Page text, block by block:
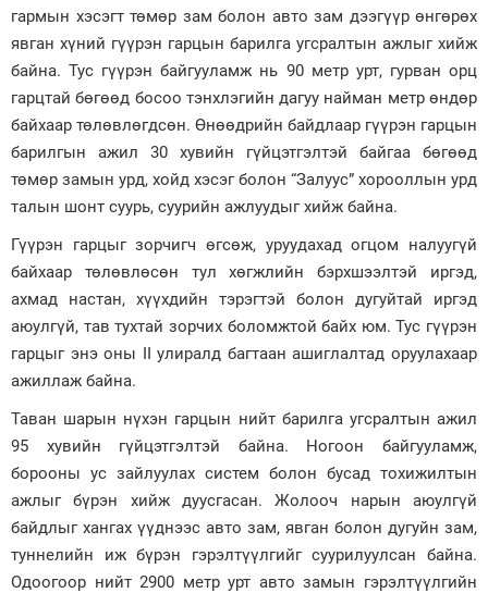
гармын хэсэгт төмөр зам болон авто зам дээгүүр өнгөрөх
явган хүний гүүрэн гарцын барилга угсралтын ажлыг хийж
байна. Тус гүүрэн байгууламж нь 90 метр урт, гурван орц
гарцтай бөгөөд босоо тэнхлэгийн дагуу найман метр өндөр
байхаар төлөвлөгдсөн. Өнөөдрийн байдлаар гүүрэн гарцын
барилгын ажил 30 хувийн гүйцэтгэлтэй байгаа бөгөөд
төмөр замын урд, хойд хэсэг болон “Залуус” хорооллын урд
талын шонт суурь, суурийн ажлуудыг хийж байна.
Гүүрэн гарцыг зорчигч өгсөж, уруудахад огцом налуугүй
байхаар төлөвлөсөн тул хөгжлийн бэрхшээлтэй иргэд,
ахмад настан, хүүхдийн тэрэгтэй болон дугуйтай иргэд
аюулгүй, тав тухтай зорчих боломжтой байх юм. Тус гүүрэн
гарцыг энэ оны II улиралд багтаан ашиглалтад оруулахаар
ажиллаж байна.
Таван шарын нүхэн гарцын нийт барилга угсралтын ажил
95 хувийн гүйцэтгэлтэй байна. Ногоон байгууламж,
борооны ус зайлуулах систем болон бусад тохижилтын
ажлыг бүрэн хийж дуусгасан. Жолооч нарын аюулгүй
байдлыг хангах үүднээс авто зам, явган болон дугуйн зам,
туннелийн иж бүрэн гэрэлтүүлгийг суурилуулсан байна.
Одоогоор нийт 2900 метр урт авто замын гэрэлтүүлгийн